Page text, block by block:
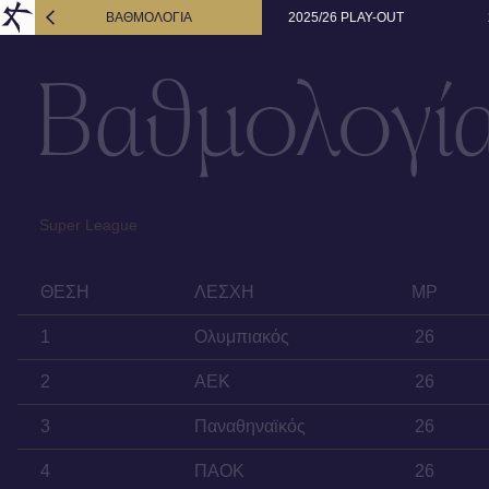
ΒΑΘΜΟΛΟΓΙΑ 2025/26 PLAY-OUT
Super League
ΘΈΣΗ ΛΈΣΧΗ MP
1 Ολυμπιακός 26
2 AEK 26
3 Παναθηναϊκός 26
4 ΠΑΟΚ 26